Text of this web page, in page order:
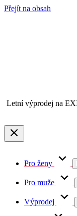
Přejít na obsah
Letní výprodej na
Pro ženy
Pro muže
Výprodej